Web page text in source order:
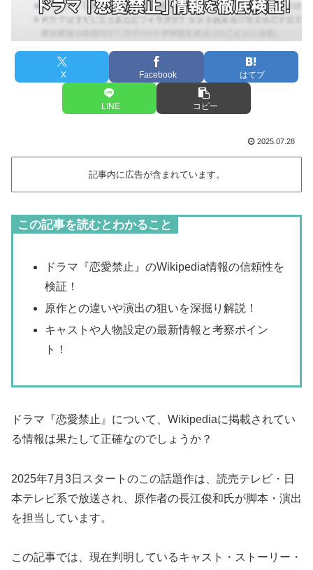
X Facebook はてブ
LINE コピー
2025.07.28
記事内に広告が含まれています。
この記事を読むとわかること
ドラマ『恋愛禁止』のWikipedia情報の信頼性を
検証！
原作との違いや演出の狙いを深掘り解説！
キャストや人物設定の最新情報と考察ポイン
ト！
ドラマ『恋愛禁止』について、Wikipediaに掲載されてい
る情報は果たして正確なのでしょうか？
2025年7月3日スタートのこの話題作は、読売テレビ・日
本テレビ系で放送され、原作者の長江俊和氏が脚本・演出
を担当しています。
この記事では、現在判明しているキャスト・ストーリー・